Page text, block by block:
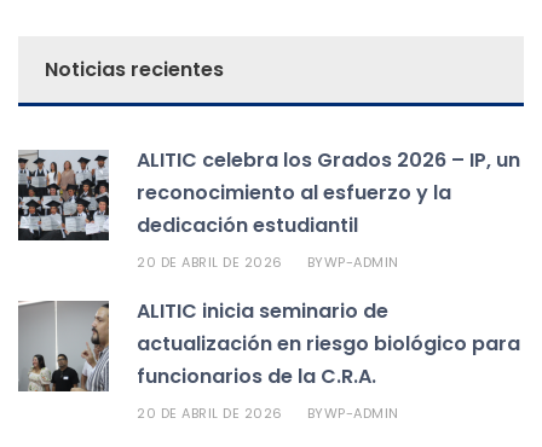
Noticias recientes
ALITIC celebra los Grados 2026 – IP, un
reconocimiento al esfuerzo y la
dedicación estudiantil
20 DE ABRIL DE 2026 BYWP-ADMIN
ALITIC inicia seminario de
actualización en riesgo biológico para
funcionarios de la C.R.A.
20 DE ABRIL DE 2026 BYWP-ADMIN